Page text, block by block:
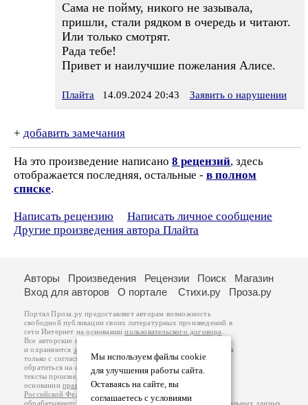
Сама не пойму, никого не зазывала,
пришли, стали рядком в очередь и читают.
Или только смотрят.
Рада тебе!
Привет и наилучшие пожелания Алисе.
Плайта 14.09.2024 20:43 Заявить о нарушении
+ добавить замечания
На это произведение написано 8 рецензий, здесь
отображается последняя, остальные - в полном
списке.
Написать рецензию
Написать личное сообщение
Другие произведения автора Плайта
Мы используем файлы cookie
для улучшения работы сайта.
Оставаясь на сайте, вы
соглашаетесь с условиями
Авторы Произведения Рецензии Поиск
Магазин
Вход для авторов
О портале Стихи.ру Проза.ру
Портал Проза.ру предоставляет авторам возможность
свободной публикации своих литературных произведений в
сети Интернет на основаниипользовательского договора
Все авторские права на произведения принадлежат авторам
и охраняются законом
. Перепечатка произведений возможна
только с согласия его автора, к которому вы можете
обратиться на его авторской странице. Ответственность за
тексты произведений авторы несут самостоятельно на
основанииправил публикацииизаконодательства
Российской Федерации
обрабатываются на основанииПолитики обработки персональных данных